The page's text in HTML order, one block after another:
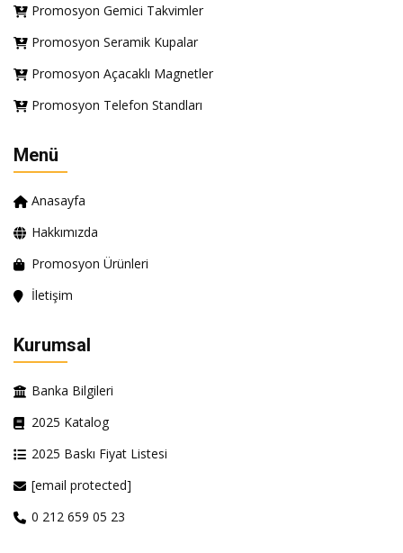
Promosyon Gemici Takvimler
Promosyon Seramik Kupalar
Promosyon Açacaklı Magnetler
Promosyon Telefon Standları
Menü
Anasayfa
Hakkımızda
Promosyon Ürünleri
İletişim
Kurumsal
Banka Bilgileri
2025 Katalog
2025 Baskı Fiyat Listesi
[email protected]
0 212 659 05 23